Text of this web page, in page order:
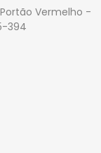
Vermelho -
394